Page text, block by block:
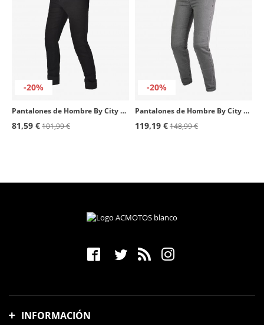
-20%
Pantalones de Hombre By City Route II negro
81,59 €101,99 €
-20%
Pantalones de Hombre By City Bull gris
119,19 €148,99 €
INFORMACIÓN